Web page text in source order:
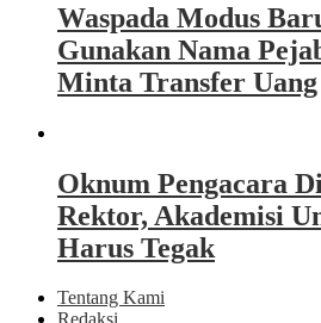
Waspada Modus
Gunakan Nama
Minta Transfer Uang
Oknum Pengacara
Rektor, Akademisi
Harus Tegak
Tentang Kami